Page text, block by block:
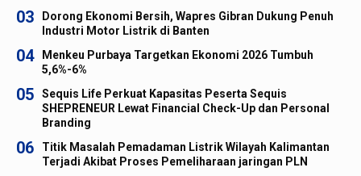
03
Dorong Ekonomi Bersih, Wapres Gibran Dukung Penuh
Industri Motor Listrik di Banten
04
Menkeu Purbaya Targetkan Ekonomi 2026 Tumbuh
5,6%-6%
05
Sequis Life Perkuat Kapasitas Peserta Sequis
SHEPRENEUR Lewat Financial Check-Up dan Personal
Branding
06
Titik Masalah Pemadaman Listrik Wilayah Kalimantan
Terjadi Akibat Proses Pemeliharaan jaringan PLN